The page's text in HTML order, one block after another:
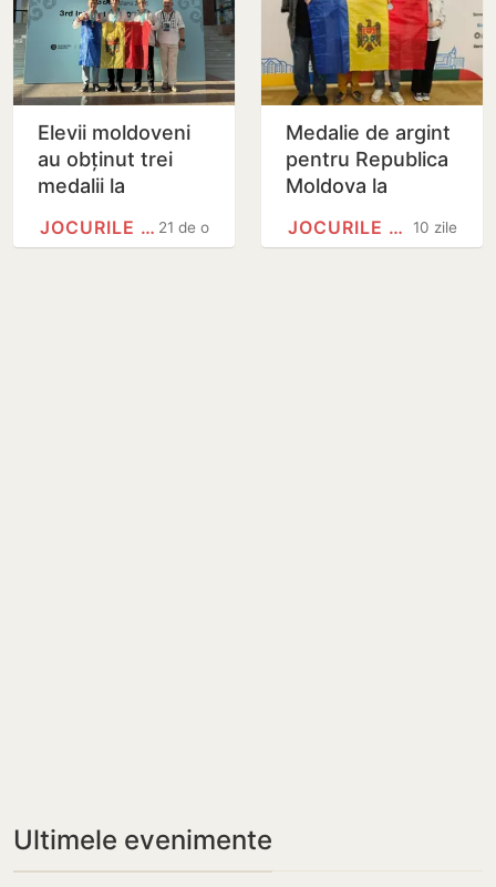
Elevii moldoveni
au obținut trei
medalii la
Internațională de
21 de ore
JOCURILE OLIMPICE
Medalie de argint
pentru Republica
Moldova la
Europeană de10 zile
JOCURILE OLIMPICE
Ultimele evenimente